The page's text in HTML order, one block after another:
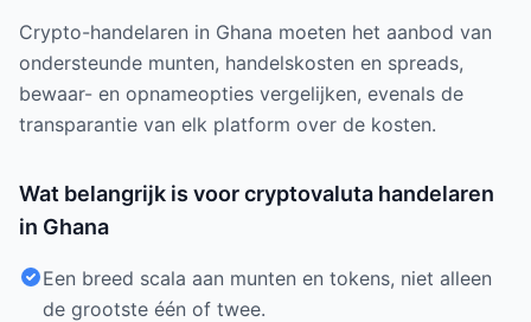
Crypto-handelaren in Ghana moeten het aanbod van
ondersteunde munten, handelskosten en spreads,
bewaar- en opnameopties vergelijken, evenals de
transparantie van elk platform over de kosten.
Wat belangrijk is voor cryptovaluta handelaren
in Ghana
Een breed scala aan munten en tokens, niet alleen
de grootste één of twee.